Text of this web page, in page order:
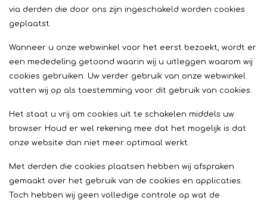
via derden die door ons zijn ingeschakeld worden cookies
geplaatst.
Wanneer u onze webwinkel voor het eerst bezoekt, wordt er
een mededeling getoond waarin wij u uitleggen waarom wij
cookies gebruiken. Uw verder gebruik van onze webwinkel
vatten wij op als toestemming voor dit gebruik van cookies.
Het staat u vrij om cookies uit te schakelen middels uw
browser. Houd er wel rekening mee dat het mogelijk is dat
onze website dan niet meer optimaal werkt.
Met derden die cookies plaatsen hebben wij afspraken
gemaakt over het gebruik van de cookies en applicaties.
Toch hebben wij geen volledige controle op wat de